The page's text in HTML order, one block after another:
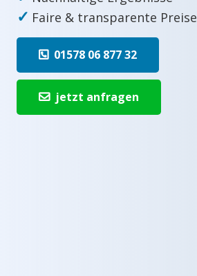
✓ Faire & transparente Preise
01578 06 877 32
jetzt anfragen